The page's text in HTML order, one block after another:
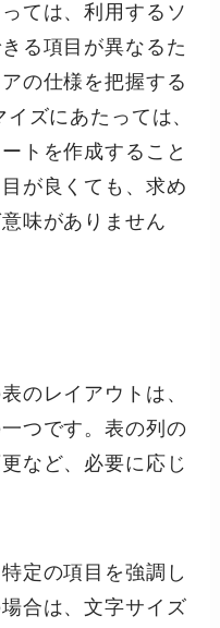
ては、利用するソ
る項目が異なるた
の仕様を把握する
ズにあたっては、
トを作成すること
が良くても、求め
味がありません
のレイアウトは、
つです。表の列の
など、必要に応じ
定の項目を強調し
合は、文字サイズ